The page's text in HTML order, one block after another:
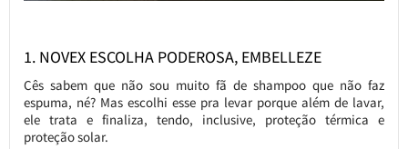
1. NOVEX ESCOLHA PODEROSA, EMBELLEZE
Cês sabem que não sou muito fã de shampoo que não faz
espuma, né? Mas escolhi esse pra levar porque além de lavar,
ele trata e finaliza, tendo, inclusive, proteção térmica e
proteção solar.